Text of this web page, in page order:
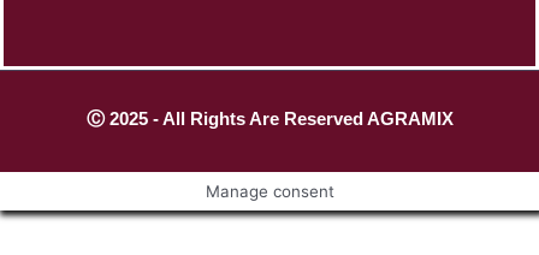
Ⓒ 2025 - All Rights Are Reserved AGRAMIX
Manage consent